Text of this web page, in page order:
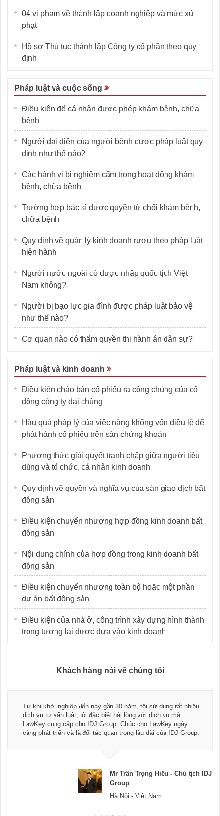
04 vi phạm về thành lập doanh nghiệp và mức xử
phạt
Hồ sơ Thủ tục thành lập Công ty cổ phần theo quy
định
Pháp luật và cuộc sống
Điều kiện để cá nhân được phép khám bệnh, chữa
bệnh
Người đại diện của người bệnh được pháp luật quy
định như thế nào?
Các hành vi bị nghiêm cấm trong hoạt động khám
bệnh, chữa bệnh
Trường hợp bác sĩ được quyền từ chối khám bệnh,
chữa bệnh
Quy định về quản lý kinh doanh rượu theo pháp luật
hiện hành
Người nước ngoài có được nhập quốc tịch Việt
Nam không?
Người bị bạo lực gia đình được pháp luật bảo vệ
như thế nào?
Cơ quan nào có thẩm quyền thi hành án dân sự?
Pháp luật và kinh doanh
Điều kiện chào bán cổ phiếu ra công chúng của cổ
đông công ty đại chúng
Hậu quả pháp lý của việc nâng khống vốn điều lệ để
phát hành cổ phiếu trên sàn chứng khoán
Phương thức giải quyết tranh chấp giữa người tiêu
dùng và tổ chức, cá nhân kinh doanh
Quy định về quyền và nghĩa vụ của sàn giao dịch bất
động sản
Điều kiện chuyển nhượng hợp đồng kinh doanh bất
động sản
Nội dung chính của hợp đồng trong kinh doanh bất
động sản
Điều kiện chuyển nhượng toàn bộ hoặc một phần
dự án bất động sản
Điều kiện của nhà ở, công trình xây dựng hình thành
trong tương lai được đưa vào kinh doanh
Khách hàng nói về chúng tôi
Từ khi khởi nghiệp đến nay gần 30 năm, tôi sử dụng rất nhiều
dịch vụ tư vấn luật, tôi đặc biệt hài lòng với dịch vụ mà
LawKey cung cấp cho IDJ Group. Chúc cho LawKey ngày
càng phát triển và là đối tác quan trọng lâu dài của IDJ Group.
Mr Trần Trọng Hiếu - Chủ tịch IDJ
Group
Hà Nội - Việt Nam